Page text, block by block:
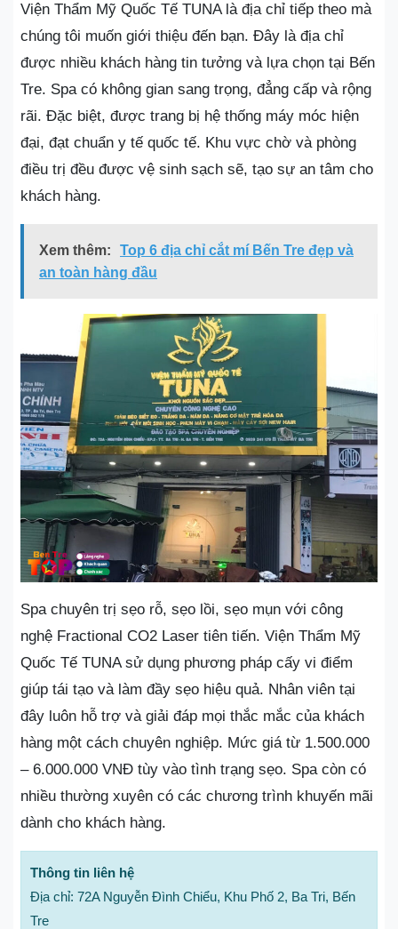
Viện Thẩm Mỹ Quốc Tế TUNA là địa chỉ tiếp theo mà
chúng tôi muốn giới thiệu đến bạn. Đây là địa chỉ
được nhiều khách hàng tin tưởng và lựa chọn tại Bến
Tre. Spa có không gian sang trọng, đẳng cấp và rộng
rãi. Đặc biệt, được trang bị hệ thống máy móc hiện
đại, đạt chuẩn y tế quốc tế. Khu vực chờ và phòng
điều trị đều được vệ sinh sạch sẽ, tạo sự an tâm cho
khách hàng.
Xem thêm:
Top 6 địa chỉ cắt mí Bến Tre đẹp và
an toàn hàng đầu
Spa chuyên trị sẹo rỗ, sẹo lồi, sẹo mụn với công
nghệ Fractional CO2 Laser tiên tiến. Viện Thẩm Mỹ
Quốc Tế TUNA sử dụng phương pháp cấy vi điểm
giúp tái tạo và làm đầy sẹo hiệu quả. Nhân viên tại
đây luôn hỗ trợ và giải đáp mọi thắc mắc của khách
hàng một cách chuyên nghiệp. Mức giá từ 1.500.000
– 6.000.000 VNĐ tùy vào tình trạng sẹo. Spa còn có
nhiều thường xuyên có các chương trình khuyến mãi
dành cho khách hàng.
Thông tin liên hệ
Địa chỉ: 72A Nguyễn Đình Chiểu, Khu Phố 2, Ba Tri, Bến
Tre